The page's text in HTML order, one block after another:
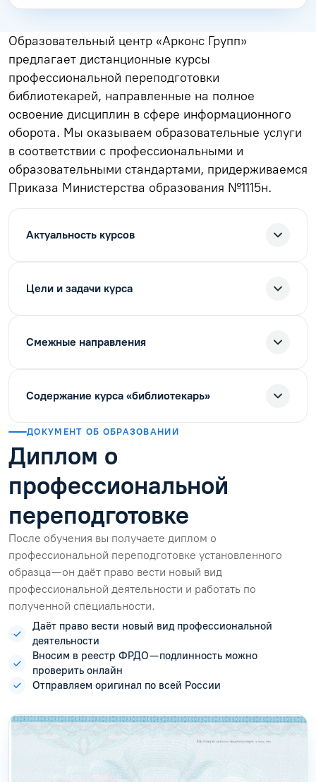
Образовательный центр «Арконс Групп»
предлагает дистанционные курсы
профессиональной переподготовки
библиотекарей, направленные на полное
освоение дисциплин в сфере информационного
оборота. Мы оказываем образовательные услуги
в соответствии с профессиональными и
образовательными стандартами, придерживаемся
Приказа Министерства образования №1115н.
Актуальность курсов
Цели и задачи курса
Смежные направления
Содержание курса «библиотекарь»
ДОКУМЕНТ ОБ ОБРАЗОВАНИИ
Диплом о
профессиональной
переподготовке
После обучения вы получаете диплом о
профессиональной переподготовке установленного
образца — он даёт право вести новый вид
профессиональной деятельности и работать по
полученной специальности.
Даёт право вести новый вид профессиональной
деятельности
Вносим в реестр ФРДО — подлинность можно
проверить онлайн
Отправляем оригинал по всей России